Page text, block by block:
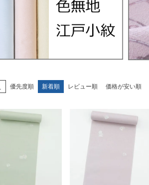
優先度順 新着順 レビュー順 価格が安い順